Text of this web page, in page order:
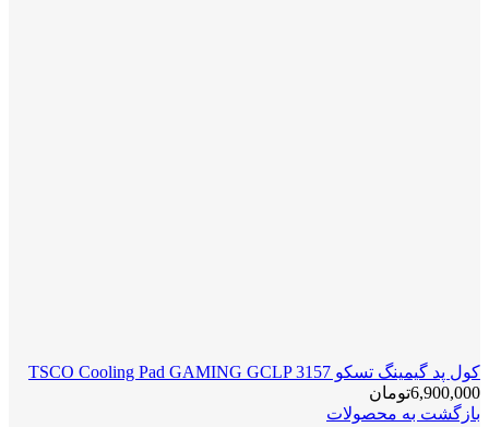
کول پد گیمینگ تسکو TSCO Cooling Pad GAMING GCLP 3157
6,900,000تومان
بازگشت به محصولات